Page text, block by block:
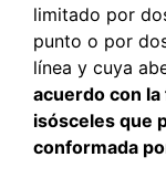
limitado por
punto o por
línea y cuya
acuerdo con
isósceles que
conformada